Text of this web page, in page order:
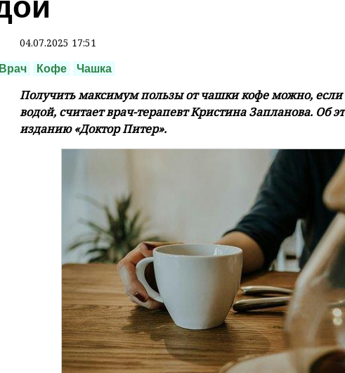
04.07.2025 17:51
Врач Кофе Чашка
Получить максимум пользы от чашки кофе можно, если
водой, считает врач-терапевт Кристина Запланова. Об
изданию «Доктор Питер».